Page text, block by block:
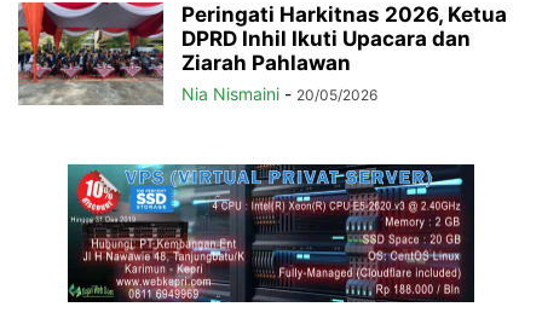
Peringati Harkitnas 2026, Ketua
DPRD Inhil Ikuti Upacara dan
Ziarah Pahlawan
Nia Nismaini - 20/05/2026